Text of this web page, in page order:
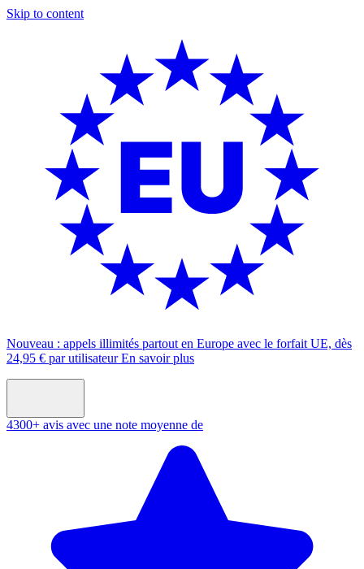
Skip to content
Nouveau : appels illimités partout en Europe avec le forfait UE, dès
24,95 € par utilisateurEn savoir plus
4300+ avis avec une note moyenne de